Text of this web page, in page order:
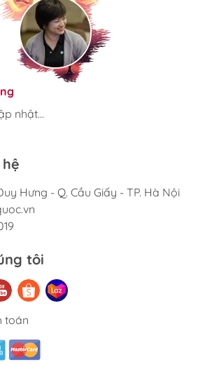
nhật...
nhật...
nhật...
Hưng - Q. Cầu Giấy - TP. Hà Nội
tôi
toán